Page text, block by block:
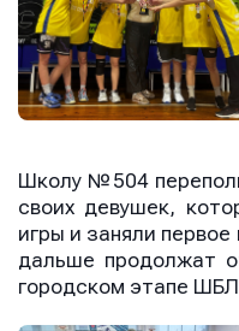
Школу №504
своих девушек,
игры и заняли
дальше продолжат
городском этапе